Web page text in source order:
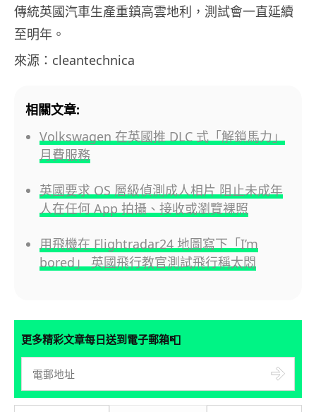
傳統英國汽車生產重鎮高雲地利，測試會一直延續
至明年。
來源：cleantechnica
相關文章:
Volkswagen 在英國推 DLC 式「解鎖馬力」
月費服務
英國要求 OS 層級偵測成人相片 阻止未成年
人在任何 App 拍攝、接收或瀏覽裸照
用飛機在 Flightradar24 地圖寫下「I’m
bored」 英國飛行教官測試飛行稱太悶
更多精彩文章每日送到電子郵箱📮